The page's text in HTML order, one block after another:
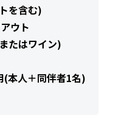
を含む)
ウト
たはワイン)
(本人＋同伴者1名)